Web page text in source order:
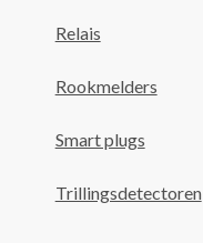
Relais
Rookmelders
Smart plugs
Trillingsdetectoren